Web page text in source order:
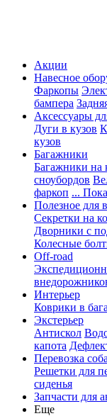
Акции
Навесное
Фаркопы
бампера
Аксессуары
Дуги в кузов
кузов
Багажники
Багажники
сноубордов
фаркоп ...
Полезное для
Секретки на
Дворники с
Колесные
Off-road
Интерьер
Коврики в
Экстерьер
Антискол
капота
Перевозка
Решетки для
сиденья
Запчасти для
Еще